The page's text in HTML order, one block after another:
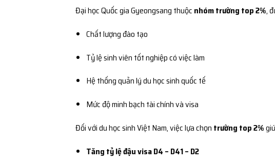
Đại học Quốc gia Gyeongsang thuộc nhóm trường top 2%,
Chất lượng đào tạo
Tỷ lệ sinh viên tốt nghiệp có việc làm
Hệ thống quản lý du học sinh quốc tế
Mức độ minh bạch tài chính và visa
Đối với du học sinh Việt Nam, việc lựa chọn trường top 2%
Tăng tỷ lệ đậu visa D4 – D41 – D2